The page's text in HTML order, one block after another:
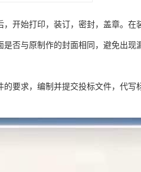
开始打印，装订，密封，盖章。
否与原制作的封面相同，避免出
要求，编制并提交投标文件，代